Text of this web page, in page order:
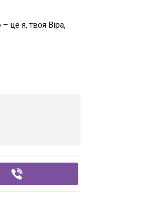
це я, твоя Віра,